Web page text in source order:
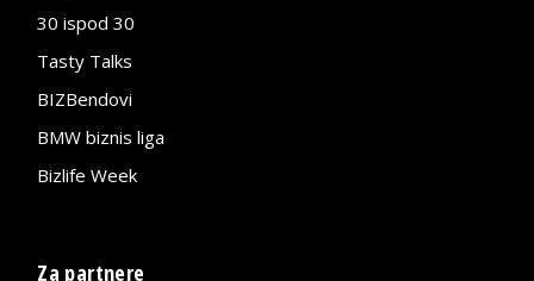
30 ispod 30
Tasty Talks
BIZBendovi
BMW biznis liga
Bizlife Week
Za partnere